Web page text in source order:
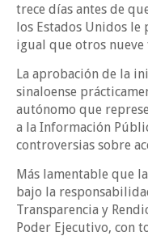
trece días antes de
los Estados Unidos le
igual que otros
La aprobación de la
sinaloense
autónomo que
a la Información
controversias sobre
Más lamentable que
bajo la
Transparencia y
Poder Ejecutivo, con